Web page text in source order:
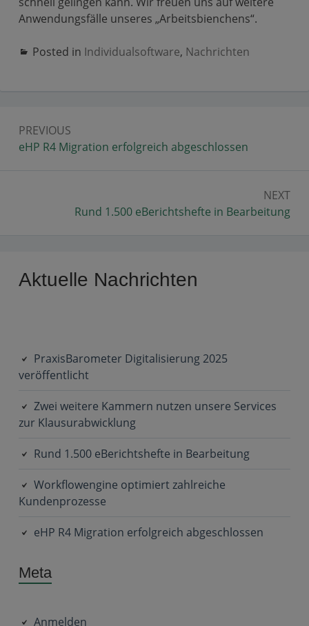
Anwendungsfälle unseres „Arbeitsbienchens“.
Posted in Individualsoftware, Nachrichten
PREVIOUS
Previous:
eHP R4 Migration erfolgreich abgeschlossen
NEXT
Next:
Rund 1.500 eBerichtshefte in Bearbeitung
Primary
Aktuelle Nachrichten
PraxisBarometer Digitalisierung 2025
veröffentlicht
Zwei weitere Kammern nutzen unsere Services
zur Klausurabwicklung
Rund 1.500 eBerichtshefte in Bearbeitung
Workflowengine optimiert zahlreiche
Kundenprozesse
eHP R4 Migration erfolgreich abgeschlossen
Meta
Anmelden